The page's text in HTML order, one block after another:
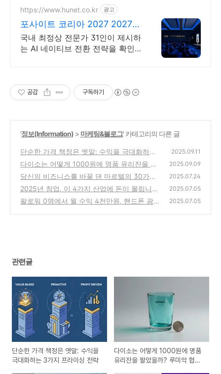
https://www.hunet.co.kr 광고
포사이트 코리아 2027 2027년
도 사업계획 포럼
국내 최정상 전문가 31인이 제시하
는 AI 네이티브 전환 전략을 확인
공감 구독하기
'정보(Information) > 마케팅&블로그' 카테고리의 다른 글
단순한 가격 책정은 옛말: 수익을 극대화하는
3가지 프라이싱 전략
(0)
2025.09.11
다이소는 어떻게 1000원에 명품 유리잔을 팔
았을까? 루미악 협상 기술의 비밀
(0)
2025.09.09
당신의 비즈니스를 바꿀 댄 마르텔의 30가지
조언 (시간, 고객, 실행, 리더십)
(1)
2025.07.24
2025년 창업, 이 4가지 산업에 돈이 몰립니다
(전문가 분석)
(0)
2025.07.05
팔로워 0명에서 월 수익 4천만원, 핸드폰 광고
2025.07.05
관련글
단순한 가격 책정은 옛말: 수익을
극대화하는 3가지 프라이싱 전략
다이소는 어떻게 1000원에 명품
유리잔을 팔았을까? 루미악 협상